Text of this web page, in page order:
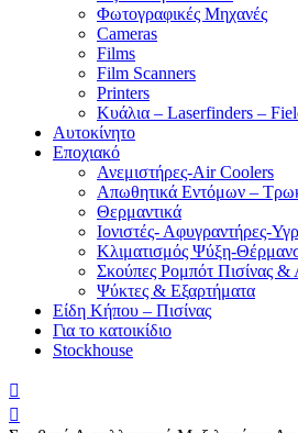
Φωτογραφικές Μηχανές
Cameras
Films
Film Scanners
Printers
Κυάλια – Laserfinders –
Αυτοκίνητο
Εποχιακό
Ανεμιστήρες-Air Coolers
Απωθητικά Εντόμων –
Θερμαντικά
Ιονιστές- Αφυγραντήρες-
Κλιματισμός Ψύξη-
Σκούπες Ρομπότ Πισίνας
Ψύκτες & Εξαρτήματα
Είδη Κήπου – Πισίνας
Για το κατοικίδιο
Stockhouse